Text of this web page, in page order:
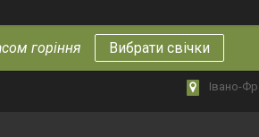
горіння Вибрати свічки
Івано-